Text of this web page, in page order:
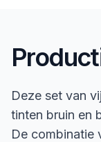
Deze set van
tinten bruin en
De combinatie